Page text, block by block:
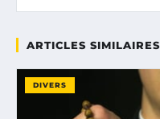
ARTICLES SIMILAIRES
DIVERS